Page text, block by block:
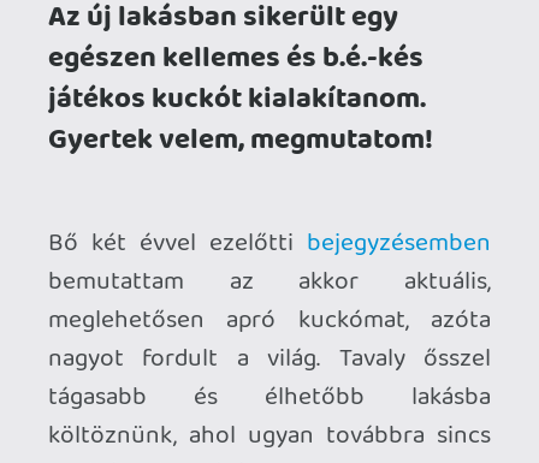
Bő két évvel ezelőttibejegyzésemben
bemutattam az akkor aktuális,
meglehetősen apró kuckómat, azóta
nagyot fordult a világ. Tavaly ősszel
tágasabb és élhetőbb lakásba
költöznünk, ahol ugyan továbbra sincs
átalakítottam és az új lehetőségeket
kihasználva némileg kibővítettem.
Nagyjából mindent összehoztam, amit
szerettem volna, ezt mutatom most meg
nektek az alábbi, megjegyzésekkel
tarkított galériában, remélem tetszeni
fog.